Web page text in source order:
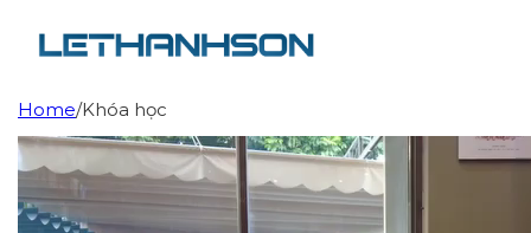
Home/Khóa học